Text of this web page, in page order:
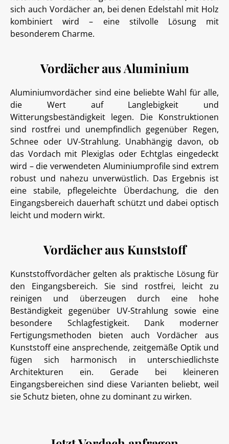
sich auch Vordächer an, bei denen Edelstahl mit Holz
kombiniert wird – eine stilvolle Lösung mit
besonderem Charme.
Vordächer aus Aluminium
Aluminiumvordächer sind eine beliebte Wahl für alle,
die Wert auf Langlebigkeit und
Witterungsbeständigkeit legen. Die Konstruktionen
sind rostfrei und unempfindlich gegenüber Regen,
Schnee oder UV-Strahlung. Unabhängig davon, ob
das Vordach mit Plexiglas oder Echtglas eingedeckt
wird – die verwendeten Aluminiumprofile sind extrem
robust und nahezu unverwüstlich. Das Ergebnis ist
eine stabile, pflegeleichte Überdachung, die den
Eingangsbereich dauerhaft schützt und dabei optisch
leicht und modern wirkt.
Vordächer aus Kunststoff
Kunststoffvordächer gelten als praktische Lösung für
den Eingangsbereich. Sie sind rostfrei, leicht zu
reinigen und überzeugen durch eine hohe
Beständigkeit gegenüber UV-Strahlung sowie eine
besondere Schlagfestigkeit. Dank moderner
Fertigungsmethoden bieten auch Vordächer aus
Kunststoff eine ansprechende, zeitgemäße Optik und
fügen sich harmonisch in unterschiedlichste
Architekturen ein. Gerade bei kleineren
Eingangsbereichen sind diese Varianten beliebt, weil
sie Schutz bieten, ohne zu dominant zu wirken.